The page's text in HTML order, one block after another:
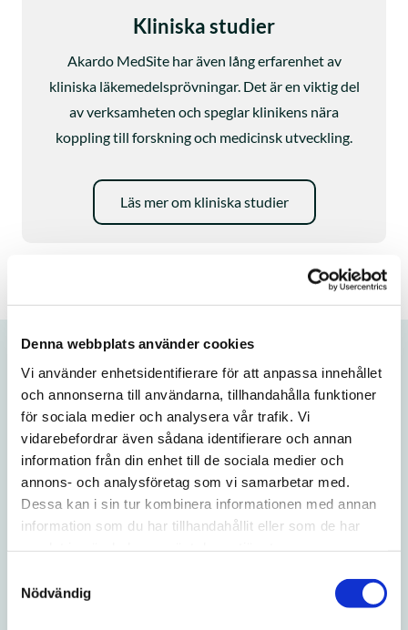
Denna webbplats använder cookies
Vi använder enhetsidentifierare för att anpassa innehållet
och annonserna till användarna, tillhandahålla funktioner
för sociala medier och analysera vår trafik. Vi
vidarebefordrar även sådana identifierare och annan
information från din enhet till de sociala medier och
annons- och analysföretag som vi samarbetar med.
Dessa kan i sin tur kombinera informationen med annan
information som du har tillhandahållit eller som de har
Nödvändig
Kliniska studier
Akardo MedSite har även lång erfarenhet av
kliniska läkemedelsprövningar. Det är en viktig del
av verksamheten och speglar klinikens nära
koppling till forskning och medicinsk utveckling.
Läs mer om kliniska studier
Artiklar och vägledning
Här samlar vi artiklar och information inom våra
specialistområden. Syftet är att göra det enklare att hitta
tydlig och lättillgänglig vägledning när du vill läsa mer om
olika besvär, undersökningar och behandlingar.